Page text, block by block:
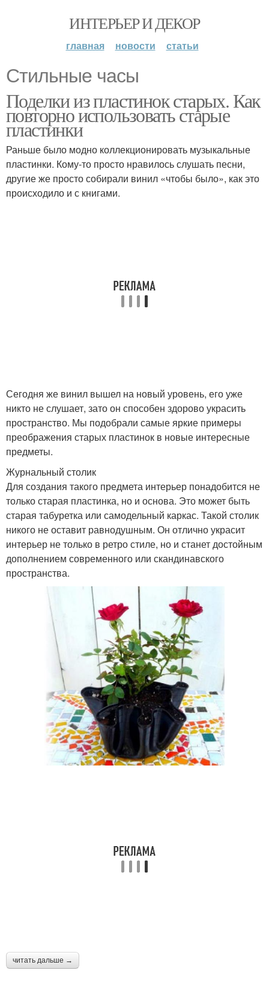
ИНТЕРЬЕР И ДЕКОР
главная новости статьи
Стильные часы
Поделки из пластинок старых. Как
повторно использовать старые
пластинки
Раньше было модно коллекционировать музыкальные
пластинки. Кому-то просто нравилось слушать песни,
другие же просто собирали винил «чтобы было», как это
происходило и с книгами.
Сегодня же винил вышел на новый уровень, его уже
никто не слушает, зато он способен здорово украсить
пространство. Мы подобрали самые яркие примеры
преображения старых пластинок в новые интересные
предметы.
Журнальный столик
Для создания такого предмета интерьер понадобится не
только старая пластинка, но и основа. Это может быть
старая табуретка или самодельный каркас. Такой столик
никого не оставит равнодушным. Он отлично украсит
интерьер не только в ретро стиле, но и станет достойным
дополнением современного или скандинавского
пространства.
читать дальше →